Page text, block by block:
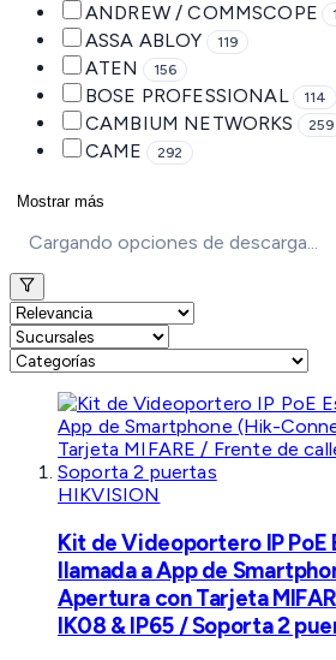
ANDREW / COMMSCOPE
ASSA ABLOY 119
ATEN 156
BOSE PROFESSIONAL 114
CAMBIUM NETWORKS 259
CAME 292
Mostrar más
Cargando opciones de descarga...
HIKVISION
Kit de Videoportero IP PoE
llamada a App de
Apertura con Tarjeta
IK08 & IP65 / Soporta 2